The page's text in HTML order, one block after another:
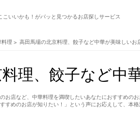
こいいかも！がパッと見つかるお店探しサービス
料理 高田馬場の北京料理、餃子など中華が美味しいお
理、餃子など中
お店など、中華料理を満喫したいあなたにおすすめの
すめのお店が知りたい！」という声にお応えして、本